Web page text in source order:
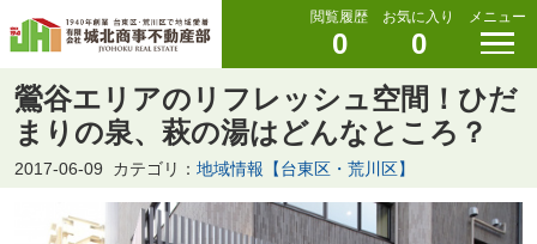
閲覧履歴
0
お気に入り
0
メニュー
鶯谷エリアのリフレッシュ空間！ひだ
まりの泉、萩の湯はどんなところ？
2017-06-09 カテゴリ： 地域情報【台東区・荒川区】